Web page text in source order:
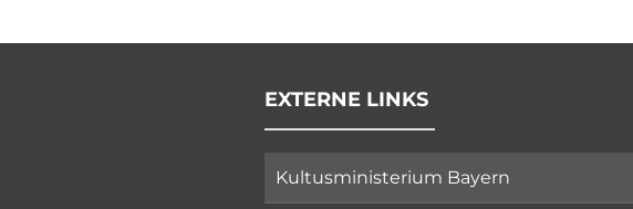
EXTERNE LINKS
Kultusministerium Bayern